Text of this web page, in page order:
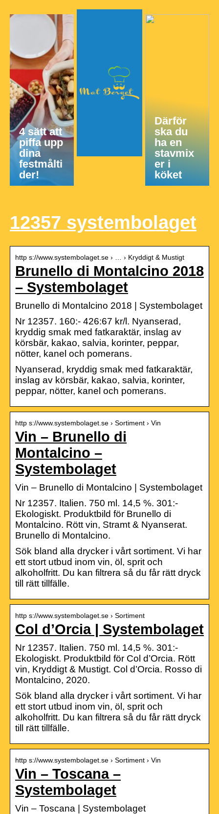
4 sätt att
piffa upp
dina
festmålti
der!
Därför
ska du
ha en
stavmix
er i
köket
12357 systembolaget
http s://www.systembolaget.se › … › Kryddigt & Mustigt
Brunello di Montalcino 2018
– Systembolaget
Brunello di Montalcino 2018 | Systembolaget
Nr 12357. 160:- 426:67 kr/l. Nyanserad,
kryddig smak med fatkaraktär, inslag av
körsbär, kakao, salvia, korinter, peppar,
nötter, kanel och pomerans.
Nyanserad, kryddig smak med fatkaraktär,
inslag av körsbär, kakao, salvia, korinter,
peppar, nötter, kanel och pomerans.
http s://www.systembolaget.se › Sortiment › Vin
Vin – Brunello di
Montalcino –
Systembolaget
Vin – Brunello di Montalcino | Systembolaget
Nr 12357. Italien. 750 ml. 14,5 %. 301:-
Ekologiskt. Produktbild för Brunello di
Montalcino. Rött vin, Stramt & Nyanserat.
Brunello di Montalcino.
Sök bland alla drycker i vårt sortiment. Vi har
ett stort utbud inom vin, öl, sprit och
alkoholfritt. Du kan filtrera så du får rätt dryck
till rätt tillfälle.
http s://www.systembolaget.se › Sortiment
Col d’Orcia | Systembolaget
Nr 12357. Italien. 750 ml. 14,5 %. 301:-
Ekologiskt. Produktbild för Col d’Orcia. Rött
vin, Kryddigt & Mustigt. Col d’Orcia. Rosso di
Montalcino, 2020.
Sök bland alla drycker i vårt sortiment. Vi har
ett stort utbud inom vin, öl, sprit och
alkoholfritt. Du kan filtrera så du får rätt dryck
till rätt tillfälle.
http s://www.systembolaget.se › Sortiment › Vin
Vin – Toscana –
Systembolaget
Vin – Toscana | Systembolaget